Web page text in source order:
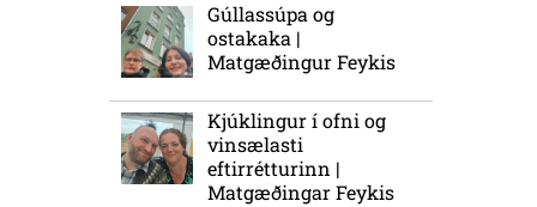
Gúllassúpa og
ostakaka |
Matgæðingur Feykis
Kjúklingur í ofni og
vinsælasti
eftirrétturinn |
Matgæðingar Feykis